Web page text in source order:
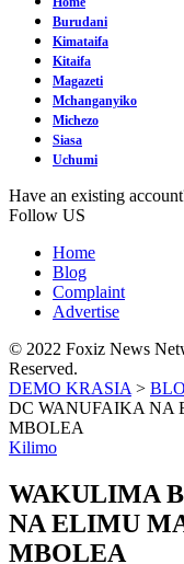
Burudani
Kimataifa
Kitaifa
Magazeti
Mchanganyiko
Michezo
Siasa
Uchumi
Have an existing
Follow US
Home
Blog
Complaint
Advertise
© 2022 Foxiz News
Reserved.
DEMO KRASIA >
DC WANUFAIKA NA
MBOLEA
Kilimo
WAKULIMA
NA ELIMU
MBOLEA